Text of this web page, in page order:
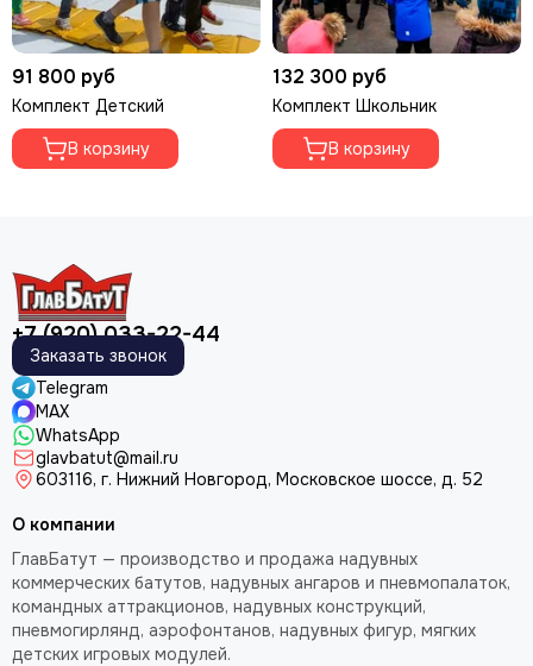
91 800 руб
Комплект Детский
В корзину
132 300 руб
Комплект Школьник
В корзину
+7 (920) 033-22-44
Заказать звонок
Telegram
MAX
WhatsApp
glavbatut@mail.ru
603116, г. Нижний Новгород, Московское шоссе, д. 52
О компании
ГлавБатут — производство и продажа надувных
коммерческих батутов, надувных ангаров и пневмопалаток,
командных аттракционов, надувных конструкций,
пневмогирлянд, аэрофонтанов, надувных фигур, мягких
детских игровых модулей.